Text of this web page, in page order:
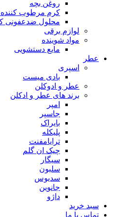
روغن بچه
کرم مرطوب
محلول ضدعفونی
لوازم برقی
مواد شوینده
مایع دستشویی
عطر
اسپری
بادی میست
عطر و ادوکلن
برند های عطر و ادکلن
امپر
جاسپر
بایراک
پلیکله
ترایامفنت
چیک ان گلم
سیگار
سلبون
سدیوس
جانوین
داژو
سبد خرید
تماس با ما